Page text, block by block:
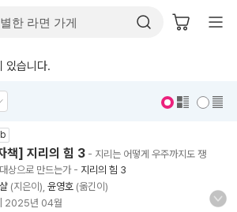
있습니다.
책] 지리의 힘 3 - 지리는 어떻게 우주까지도 쟁
상으로 만드는가- 지리의 힘 3
(지은이), 윤영호 (옮긴이)
2025년 04월